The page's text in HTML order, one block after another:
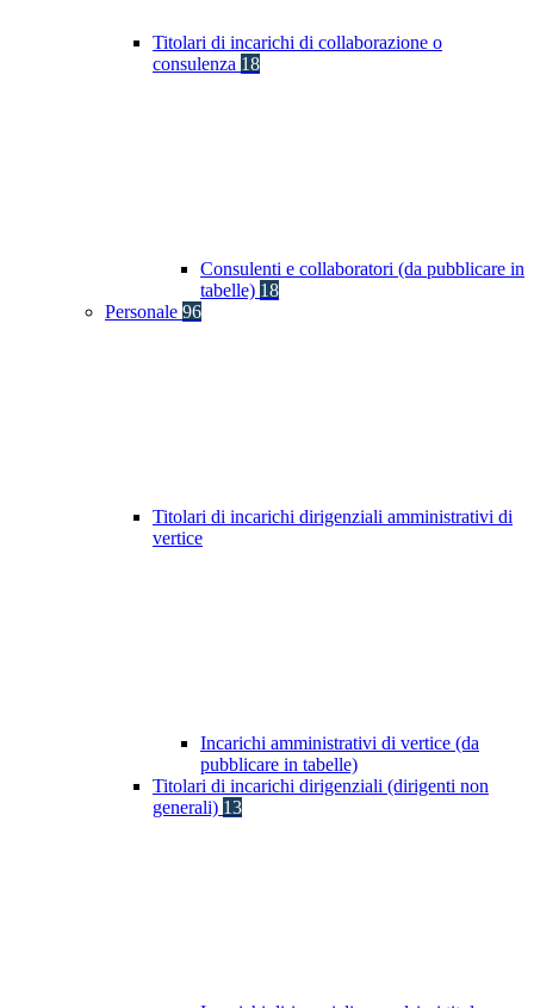
Titolari di incarichi di collaborazione o
consulenza 18
Consulenti e collaboratori (da pubblicare in
tabelle) 18
Personale 96
Titolari di incarichi dirigenziali amministrativi di
vertice
Incarichi amministrativi di vertice (da
pubblicare in tabelle)
Titolari di incarichi dirigenziali (dirigenti non
generali) 13